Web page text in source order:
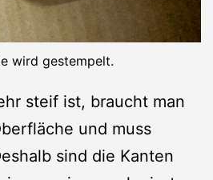
wird gestempelt.
steif ist, braucht man
und muss
sind die Kanten